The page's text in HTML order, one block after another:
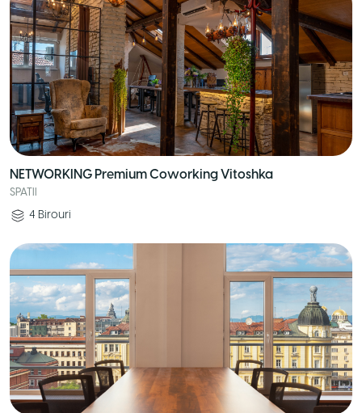
NETWORKING Premium Coworking Vitoshka
SPATII
4 Birouri